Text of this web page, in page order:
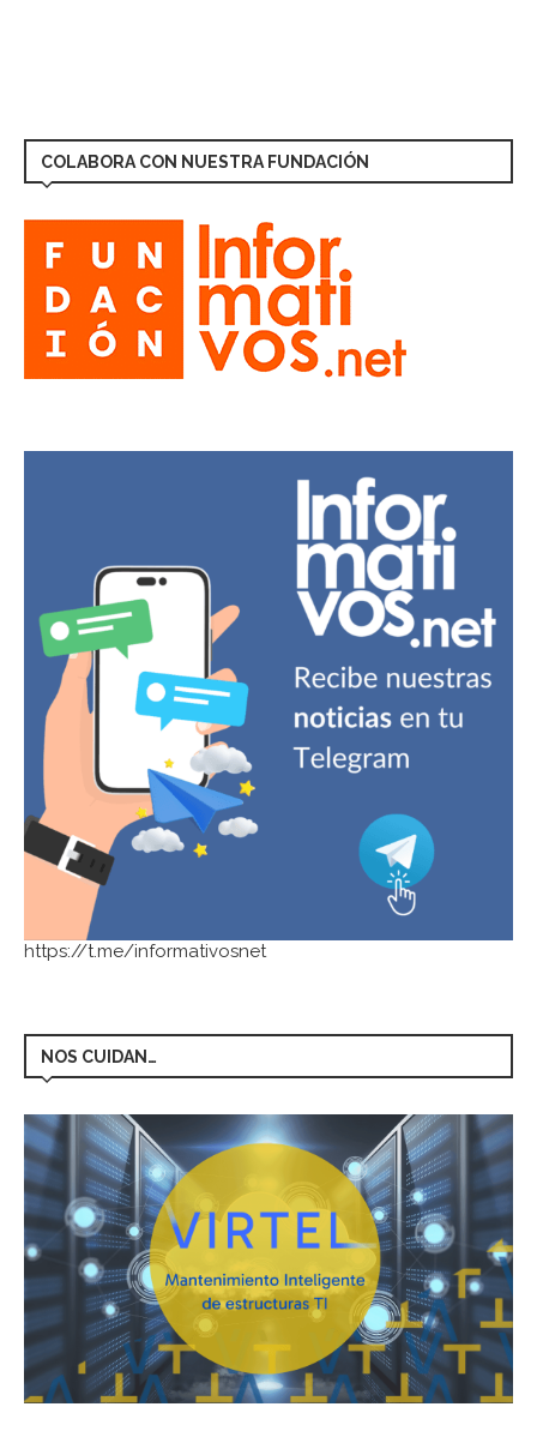
COLABORA CON NUESTRA FUNDACIÓN
https://t.me/informativosnet
NOS CUIDAN…